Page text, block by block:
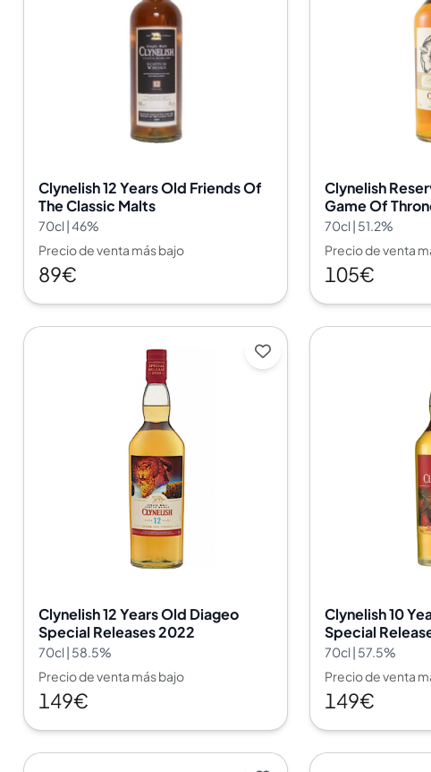
Clynelish 12 Years Old Friends Of
The Classic Malts
70cl | 46%
Precio de venta más bajo
89€
Clynelish
Game Of
70cl | 51.2%
Precio de venta
105€
Clynelish 12 Years Old Diageo
Special Releases 2022
70cl | 58.5%
Precio de venta más bajo
149€
Clynelish 10
Special
70cl | 57.5%
Precio de venta
149€